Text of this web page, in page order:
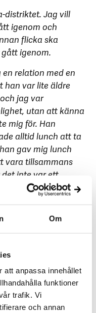
Om
att anpassa innehållet
funktioner
trafik. Vi
och annan
distriktet. Jag vill
igenom och
flicka ska
igenom.
relation med en
han var lite äldre
jag var
utan att känna
mig för. Han
alltid lunch att ta
gav mig lunch
vara tillsammans
inte var ett
var att han
Jag minns
hemma hos honom,
Vid 15 blev jag
fortsatte, men
allt. Han
sätt, men jag